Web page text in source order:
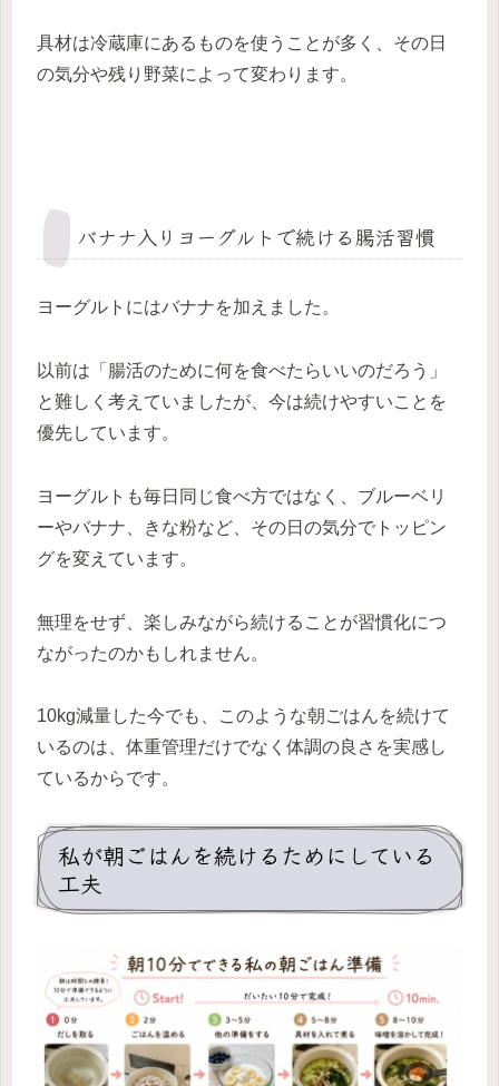
具材は冷蔵庫にあるものを使うことが多く、その日
の気分や残り野菜によって変わります。
バナナ入りヨーグルトで続ける腸活習慣
ヨーグルトにはバナナを加えました。
以前は「腸活のために何を食べたらいいのだろう」
と難しく考えていましたが、今は続けやすいことを
優先しています。
ヨーグルトも毎日同じ食べ方ではなく、ブルーベリ
ーやバナナ、きな粉など、その日の気分でトッピン
グを変えています。
無理をせず、楽しみながら続けることが習慣化につ
ながったのかもしれません。
10kg減量した今でも、このような朝ごはんを続けて
いるのは、体重管理だけでなく体調の良さを実感し
ているからです。
私が朝ごはんを続けるためにしている
工夫